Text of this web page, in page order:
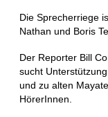
Die Sprecherriege
Nathan und Boris
Der Reporter Bill
sucht
und zu alten
HörerInnen.